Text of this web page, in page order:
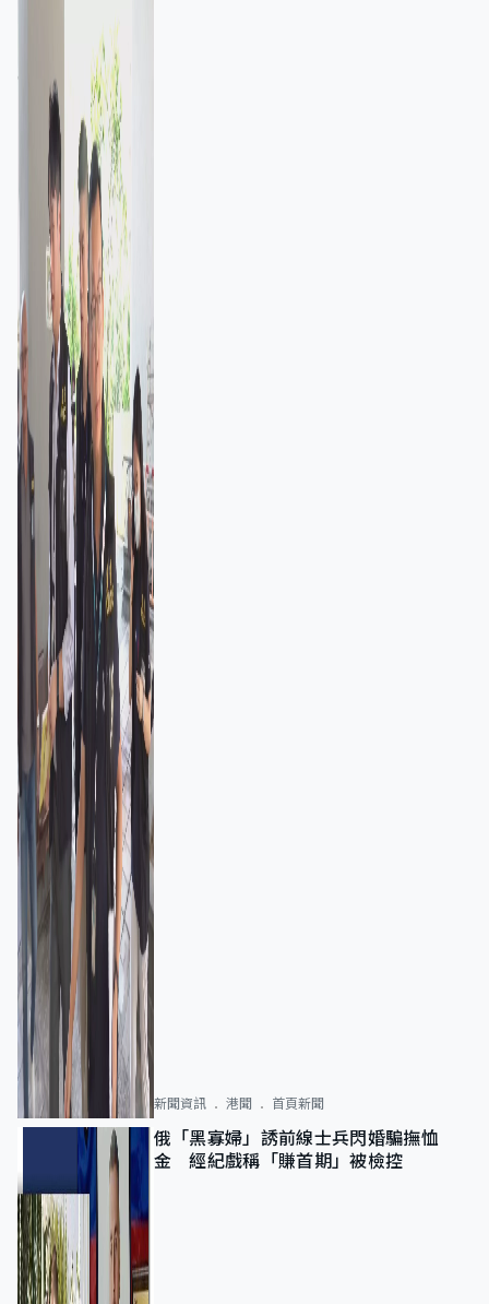
新聞資訊 港聞 首頁新聞
俄「黑寡婦」誘前線士兵閃婚騙撫恤
金 經紀戲稱「賺首期」被檢控